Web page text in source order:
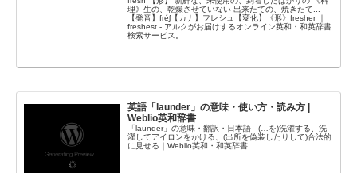
理》生の、乾燥させていない 出来たての、焼きたて...
【発音】fréʃ【カナ】フレシュ【変化】《形》fresher ｜
freshest - アルクがお届けするオンライン英和・和英辞書
検索サービス。
英語「launder」の意味・使い方・読み方 |
Weblio英和辞書
「launder」の意味・翻訳・日本語 - (…を)洗濯する、洗
濯してアイロンをかける、(出所を偽装したりして)合法的
に見せる｜Weblio英和・和英辞書